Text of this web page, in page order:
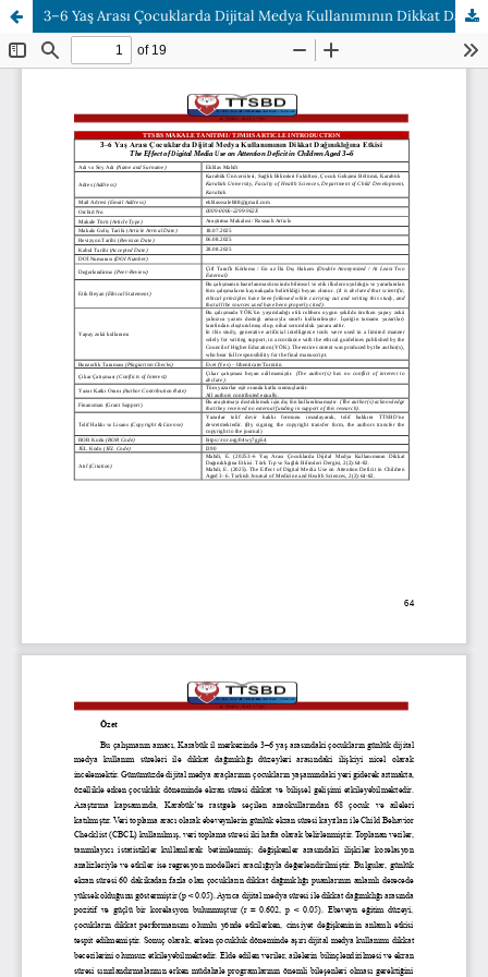
3–6 Yaş Arası Çocuklarda Dijital Medya Kullanımının Dikkat Dağınıklığına Etkisi-The Effect of Digital Media Use on Attention Deficit in Children Aged 3–6